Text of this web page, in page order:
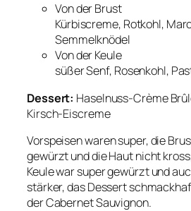
Von der Brust
Kürbiscreme, Rotkohl,
Semmelknödel
Von der Keule
süßer Senf, Rosenkohl,
Dessert: Haselnuss-Crème
Kirsch-Eiscreme
Vorspeisen waren super, die
gewürzt und die Haut nicht
Keule war super gewürzt und
stärker, das Dessert
der Cabernet Sauvignon.